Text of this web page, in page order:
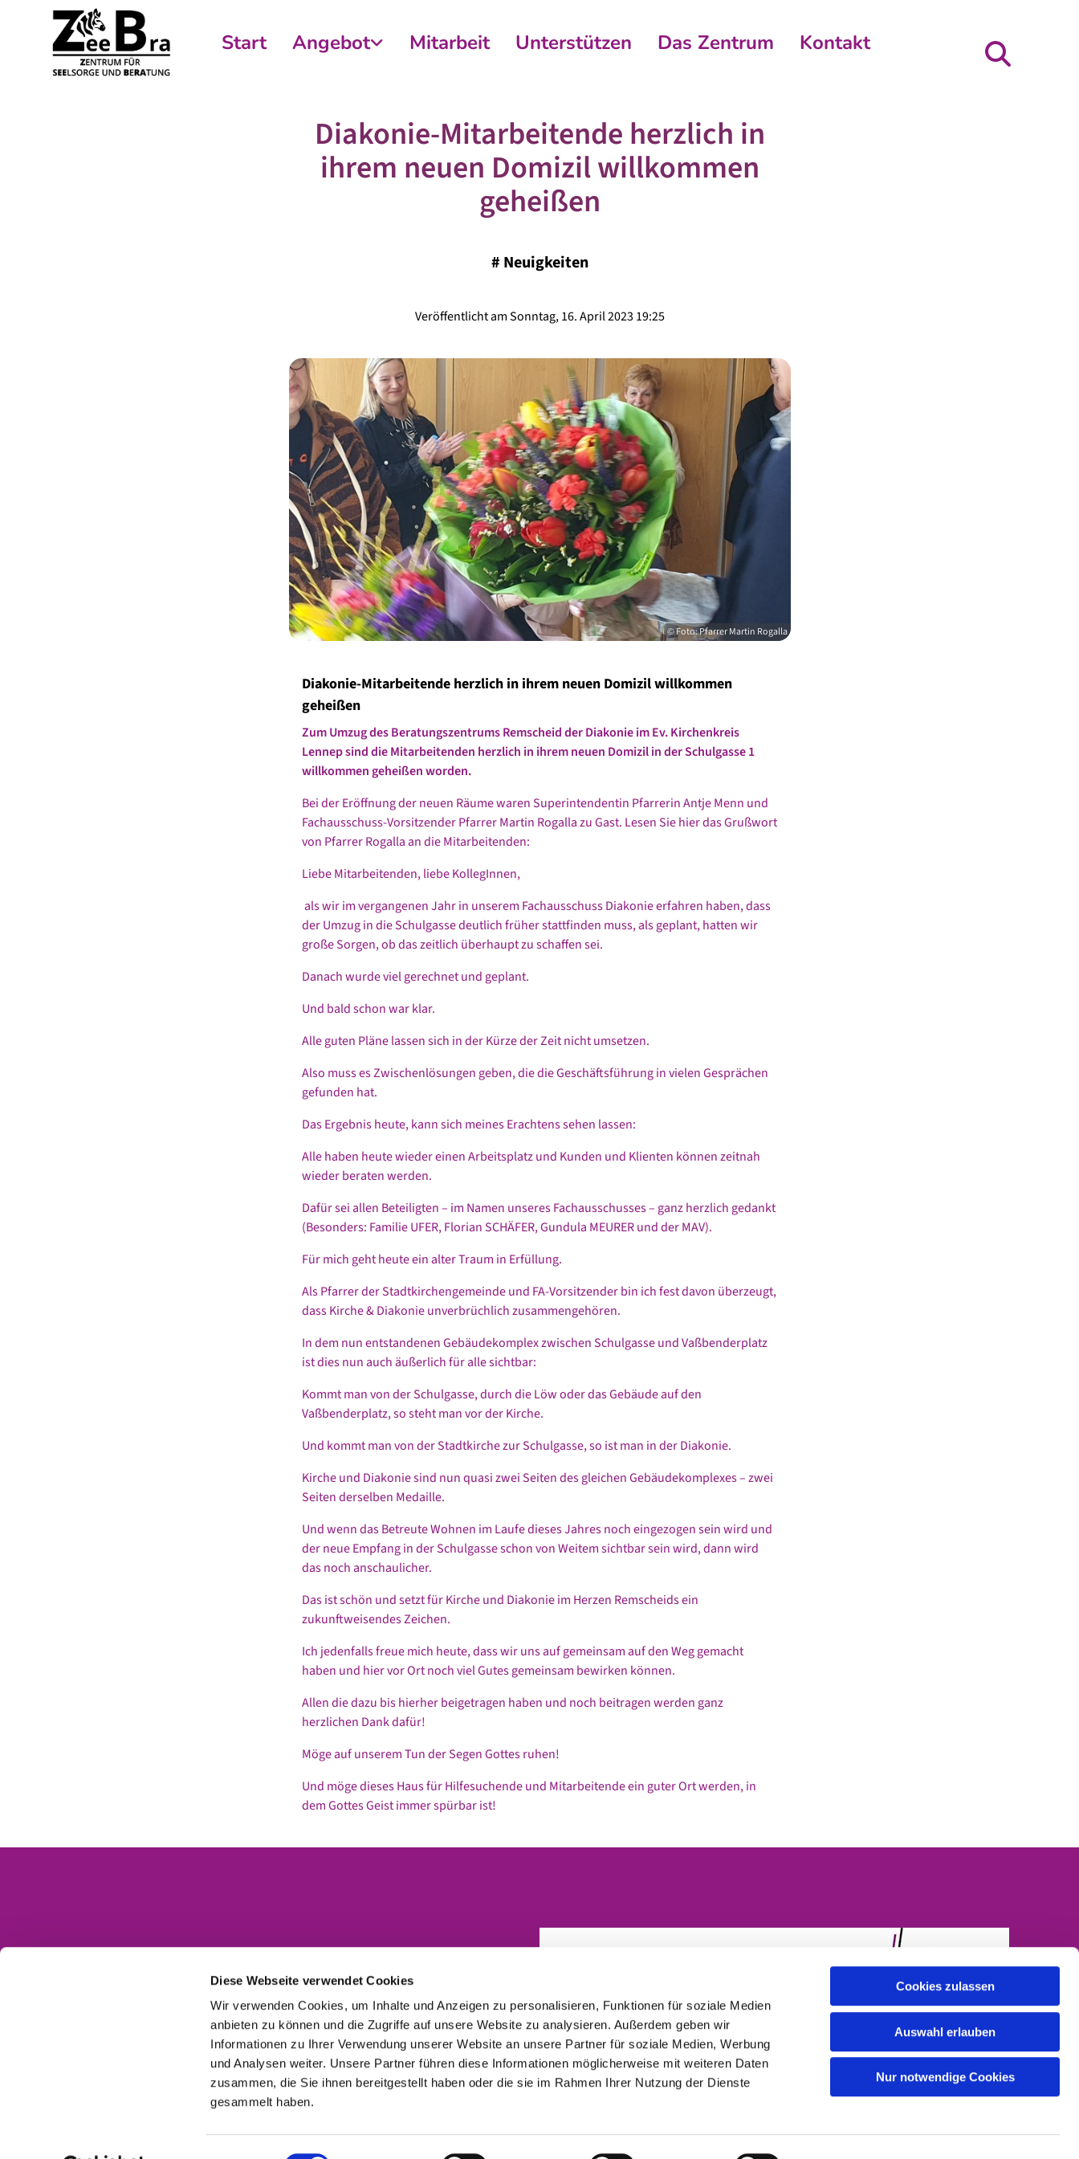
Diese Webseite verwendet Cookies
Wir verwenden Cookies, um Inhalte und Anzeigen zu personalisieren, Funktionen für soziale Medien
anbieten zu können und die Zugriffe auf unsere Website zu analysieren. Außerdem geben wir
Informationen zu Ihrer Verwendung unserer Website an unsere Partner für soziale Medien, Werbung
und Analysen weiter. Unsere Partner führen diese Informationen möglicherweise mit weiteren Daten
zusammen, die Sie ihnen bereitgestellt haben oder die sie im Rahmen Ihrer Nutzung der Dienste
gesammelt haben.
Einwilligungsauswahl
Cookies zulassen
Auswahl erlauben
Nur notwendige Cookies
Start Angebot Mitarbeit Unterstützen Das Zentrum Kontakt
Diakonie-Mitarbeitende herzlich in
ihrem neuen Domizil willkommen
geheißen
# Neuigkeiten
Veröffentlicht am Sonntag, 16. April 2023 19:25
© Foto: Pfarrer Martin Rogalla
Diakonie-Mitarbeitende herzlich in ihrem neuen Domizil willkommen
geheißen
Zum Umzug des Beratungszentrums Remscheid der Diakonie im Ev. Kirchenkreis
Lennep sind die Mitarbeitenden herzlich in ihrem neuen Domizil in der Schulgasse 1
willkommen geheißen worden.
Bei der Eröffnung der neuen Räume waren Superintendentin Pfarrerin Antje Menn und
Fachausschuss-Vorsitzender Pfarrer Martin Rogalla zu Gast. Lesen Sie hier das Grußwort
von Pfarrer Rogalla an die Mitarbeitenden:
Liebe Mitarbeitenden, liebe KollegInnen,
als wir im vergangenen Jahr in unserem Fachausschuss Diakonie erfahren haben, dass
der Umzug in die Schulgasse deutlich früher stattfinden muss, als geplant, hatten wir
große Sorgen, ob das zeitlich überhaupt zu schaffen sei.
Danach wurde viel gerechnet und geplant.
Und bald schon war klar.
Alle guten Pläne lassen sich in der Kürze der Zeit nicht umsetzen.
Also muss es Zwischenlösungen geben, die die Geschäftsführung in vielen Gesprächen
gefunden hat.
Das Ergebnis heute, kann sich meines Erachtens sehen lassen:
Alle haben heute wieder einen Arbeitsplatz und Kunden und Klienten können zeitnah
wieder beraten werden.
Dafür sei allen Beteiligten – im Namen unseres Fachausschusses – ganz herzlich gedankt
(Besonders: Familie UFER, Florian SCHÄFER, Gundula MEURER und der MAV).
Für mich geht heute ein alter Traum in Erfüllung.
Als Pfarrer der Stadtkirchengemeinde und FA-Vorsitzender bin ich fest davon überzeugt,
dass Kirche & Diakonie unverbrüchlich zusammengehören.
In dem nun entstandenen Gebäudekomplex zwischen Schulgasse und Vaßbenderplatz
ist dies nun auch äußerlich für alle sichtbar:
Kommt man von der Schulgasse, durch die Löw oder das Gebäude auf den
Vaßbenderplatz, so steht man vor der Kirche.
Und kommt man von der Stadtkirche zur Schulgasse, so ist man in der Diakonie.
Kirche und Diakonie sind nun quasi zwei Seiten des gleichen Gebäudekomplexes – zwei
Seiten derselben Medaille.
Und wenn das Betreute Wohnen im Laufe dieses Jahres noch eingezogen sein wird und
der neue Empfang in der Schulgasse schon von Weitem sichtbar sein wird, dann wird
das noch anschaulicher.
Das ist schön und setzt für Kirche und Diakonie im Herzen Remscheids ein
zukunftweisendes Zeichen.
Ich jedenfalls freue mich heute, dass wir uns auf gemeinsam auf den Weg gemacht
haben und hier vor Ort noch viel Gutes gemeinsam bewirken können.
Allen die dazu bis hierher beigetragen haben und noch beitragen werden ganz
herzlichen Dank dafür!
Möge auf unserem Tun der Segen Gottes ruhen!
Und möge dieses Haus für Hilfesuchende und Mitarbeitende ein guter Ort werden, in
dem Gottes Geist immer spürbar ist!
Kontakt
Datenschutzerklärung
Barrierefreiheitserklärung